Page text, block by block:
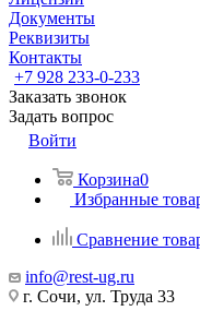
Документы
Реквизиты
Контакты
+7 928 233-0-233
Заказать звонок
Задать вопрос
Войти
Корзина0
Избранные
Сравнение
info@rest-ug.ru
г. Сочи, ул. Труда 33